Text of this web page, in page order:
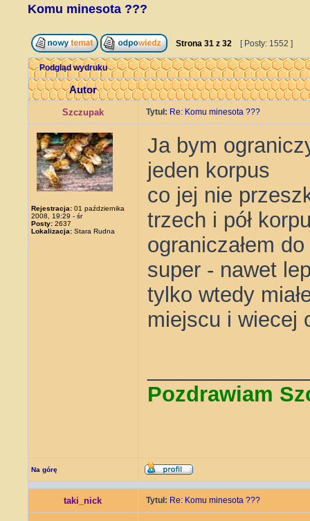
Komu minesota ???
Strona 31 z 32 [ Posty: 1552 ]
Podgląd wydruku
Autor
Szczupak Tytuł: Re: Komu minesota ???
Rejestracja: 01 października
2008, 19:29 - śr
Posty: 2637
Lokalizacja: Stara Rudna
Ja bym
jeden korpus
co jej nie
trzech i pół
ograniczałem
super - nawet
tylko wtedy
miejscu i wiecej
Pozdrawiam
Na górę
taki_nick Tytuł: Re: Komu minesota ???